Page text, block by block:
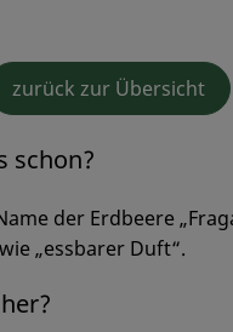
zurück zur Übersicht
schon?
der Erdbeere
„essbarer Duft“.